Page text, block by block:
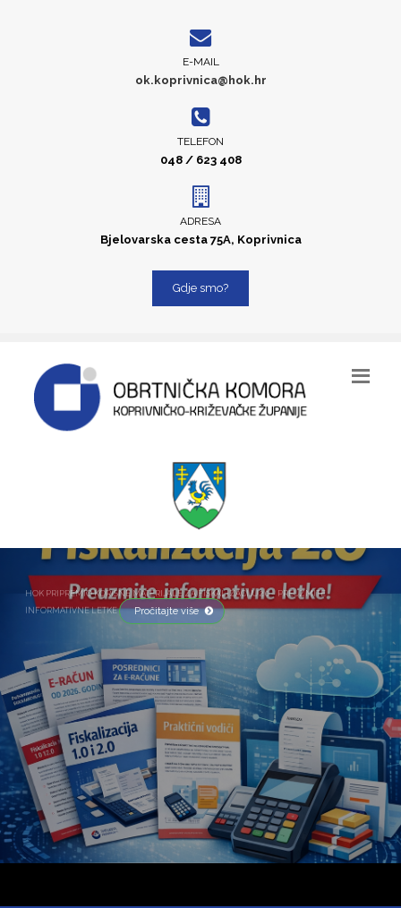
E-MAIL
ok.koprivnica@hok.hr
TELEFON
048 / 623 408
ADRESA
Bjelovarska cesta 75A, Koprivnica
Gdje smo?
HOK PRIPREMIO KORISNE MATERIJALE ZA FISKALIZACIJU 2.0 – PREUZMITE
INFORMATIVNE LETKE
Pročitajte više